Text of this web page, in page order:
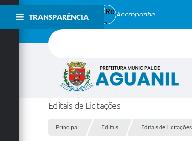
Acompanhe
TRANSPARÊNCIA
Editais de Licitações
Principal Editais Editais de Licitações